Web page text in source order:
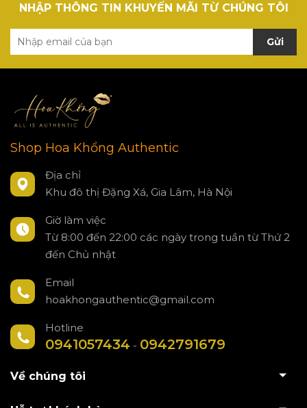
NHẬP THÔNG TIN KHUYẾN MÃI TỪ CHÚNG TÔI
Gửi
Shop Hoa Khổng Authentic
Địa chỉ
Khu đô thị Đặng Xá, Gia Lâm, Hà Nội
Giờ làm việc
Từ 8:00 đến 22:00 các ngày trong tuần từ Thứ 2
đến Chủ nhật
Email
hoakhongauthentic@gmail.com
Hotline
0941057434 - 0942791679
Về chúng tôi